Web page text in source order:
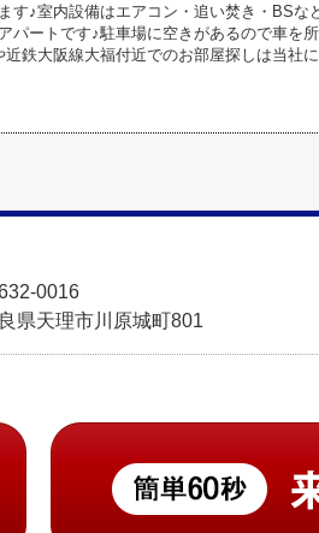
す♪室内設備はエアコン・追い焚き・BS
パートです♪駐車場に空きがあるので車を
鉄大阪線大福付近でのお部屋探しは当社
0016
県天理市川原城町801